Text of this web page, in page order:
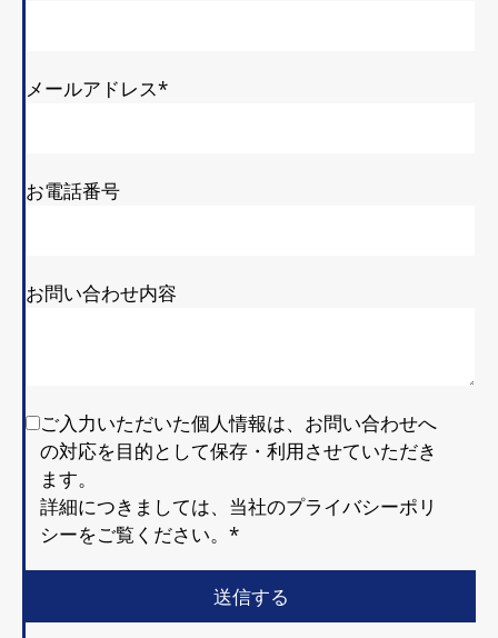
メールアドレス*
お電話番号
お問い合わせ内容
ご入力いただいた個人情報は、お問い合わせへ
の対応を目的として保存・利用させていただき
ます。
詳細につきましては、当社のプライバシーポリ
シーをご覧ください。 *